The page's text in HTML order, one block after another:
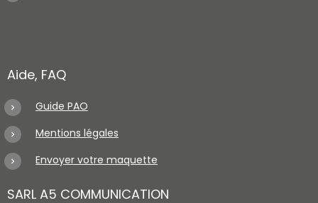
Aide, FAQ
Guide PAO
Mentions légales
Envoyer votre maquette
SARL A5 COMMUNICATION